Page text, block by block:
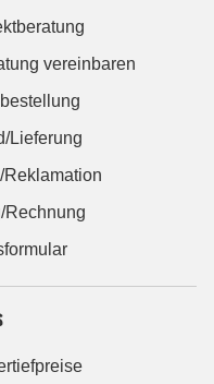
vereinbaren
Lieferung
Reklamation
Rechnung